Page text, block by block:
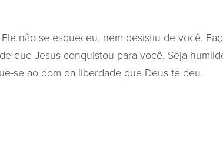
não se esqueceu, nem desistiu de você.
que Jesus conquistou para você. Seja
se ao dom da liberdade que Deus te deu.